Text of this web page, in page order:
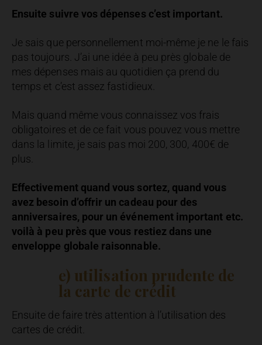
Ensuite suivre vos dépenses c’est important.
Je sais que personnellement moi-même je ne le fais
pas toujours. J’ai une idée à peu près globale de
mes dépenses mais au quotidien ça prend du
temps et c’est assez fastidieux.
Mais quand même vous connaissez vos frais
obligatoires et de ce fait vous pouvez vous mettre
dans la limite, je sais pas moi 200, 300, 400€ de
plus.
Effectivement quand vous sortez, quand vous
avez besoin d’offrir un cadeau pour des
anniversaires, pour un événement important etc.
voilà à peu près que vous restiez dans une
enveloppe globale raisonnable.
e) utilisation prudente de
la carte de crédit
Ensuite de faire très attention à l’utilisation des
cartes de crédit.